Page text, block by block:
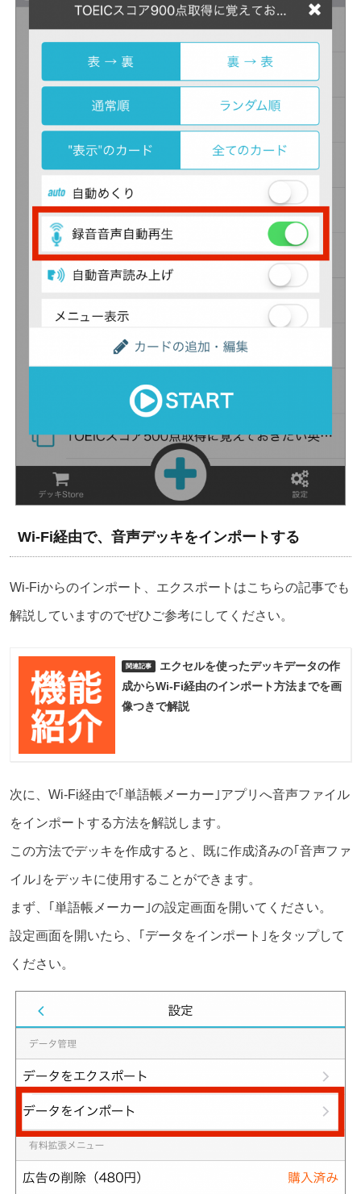
Wi-Fi経由で、音声デッキをインポートする
Wi-Fiからのインポート、エクスポートはこちらの記事でも
解説していますのでぜひご参考にしてください。
エクセルを使ったデッキデータの作
成からWi-Fi経由のインポート方法までを画
像つきで解説
次に、Wi-Fi経由で｢単語帳メーカー｣アプリへ音声ファイル
をインポートする方法を解説します。
この方法でデッキを作成すると、既に作成済みの｢音声ファ
イル｣をデッキに使用することができます。
まず、｢単語帳メーカー｣の設定画面を開いてください。
設定画面を開いたら、｢データをインポート｣をタップして
ください。